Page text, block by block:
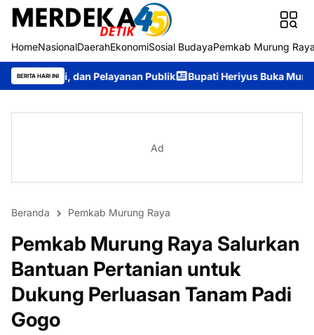
HomeNasionalDaerahEkonomiSosial BudayaPemkab Murung
BERITA HARI INI
Pelayanan Publik Bupati Heriyus Buka Mura Expo 2026,
Ad
Beranda Pemkab Murung Raya
Pemkab Murung Raya Salurkan
Bantuan Pertanian untuk
Dukung Perluasan Tanam Padi
Gogo